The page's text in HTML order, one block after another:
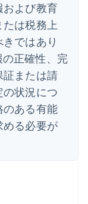
および教育
は税務上
ではあり
正確性、完
証または請
状況につ
のある有能
める必要が